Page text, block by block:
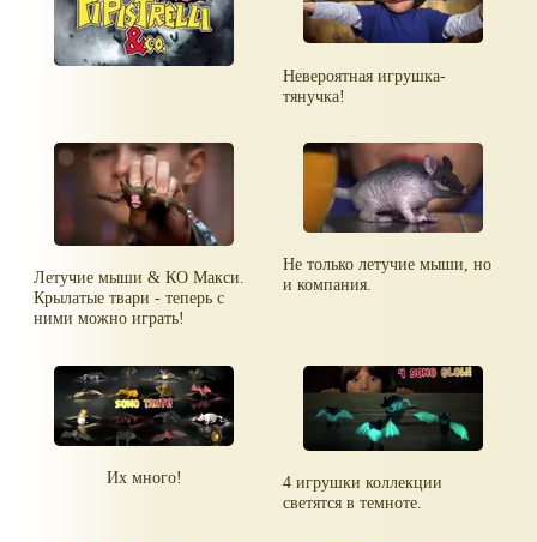
Невероятная игрушка-
тянучка!
Летучие мыши & КО Макси.
Крылатые твари - теперь с
ними можно играть!
Не только летучие мыши, но
и компания.
Их много!
4 игрушки коллекции
светятся в темноте.